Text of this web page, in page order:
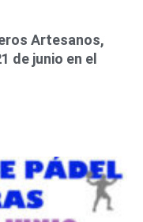
Artesanos,
de junio en el